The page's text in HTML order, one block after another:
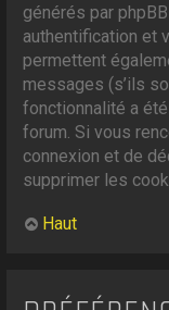
générés par
authentification et
permettent
messages (s’ils
fonctionnalité a
forum. Si vous
connexion et de
supprimer les
Haut